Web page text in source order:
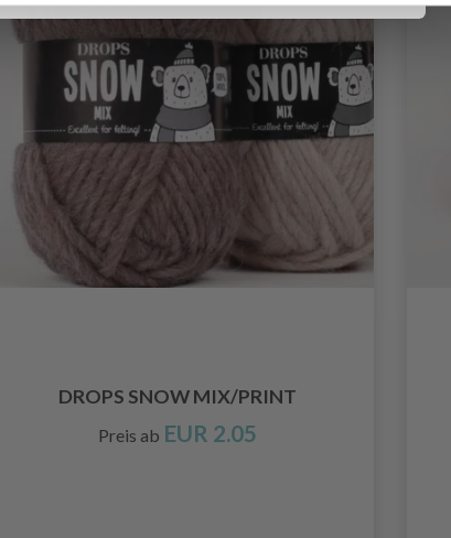
DROPS SNOW MIX/PRINT
Preis ab EUR 2.05